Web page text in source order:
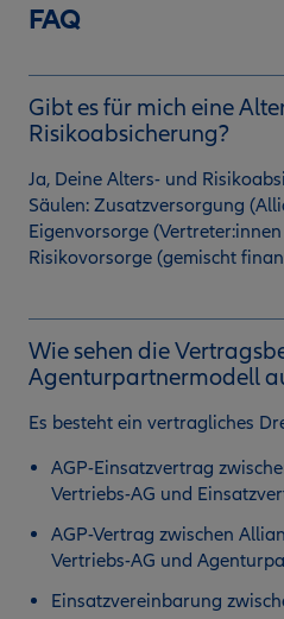
FAQ
Gibt es für mich eine
Risikoabsicherung?
Ja, Deine Alters- und
Säulen: Zusatzversorgung
Eigenvorsorge
Risikovorsorge (gemischt
Wie sehen die
Agenturpartnermodell
Es besteht ein vertragliches
AGP-Einsatzvertrag
Vertriebs-AG und
AGP-Vertrag zwischen
Vertriebs-AG und
Einsatzvereinbarung